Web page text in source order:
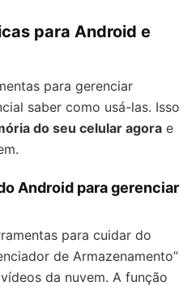
para Android e
para gerenciar
saber como usá-las. Isso
do seu celular agora e
Android para gerenciar
para cuidar do
de Armazenamento”
da nuvem. A função